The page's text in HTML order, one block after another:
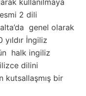
2 dili
genel olarak
İngiliz
halk ingiliz
dilini
kutsallaşmış bir